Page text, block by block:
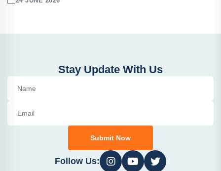
Stay Update With Us
Submit Now
Follow Us: